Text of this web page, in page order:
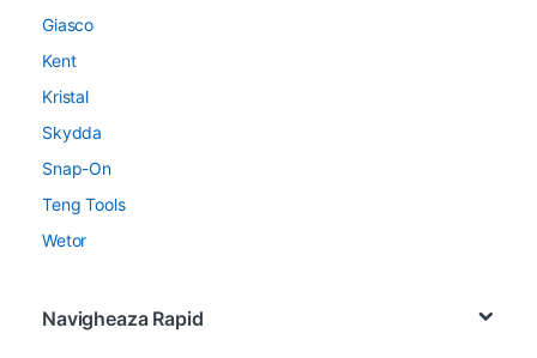
Giasco
Kent
Kristal
Skydda
Snap-On
Teng Tools
Wetor
Navigheaza Rapid